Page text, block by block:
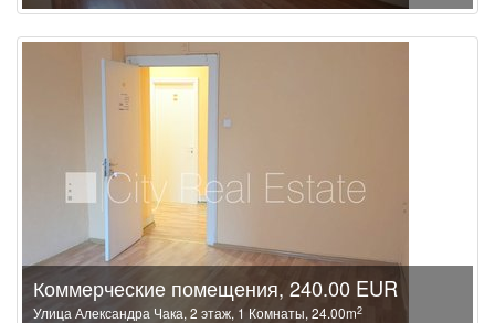
Коммерческие помещения, 240.00 EUR
Улица Александра Чака, 2 этаж, 1 Комнаты, 24.00m2